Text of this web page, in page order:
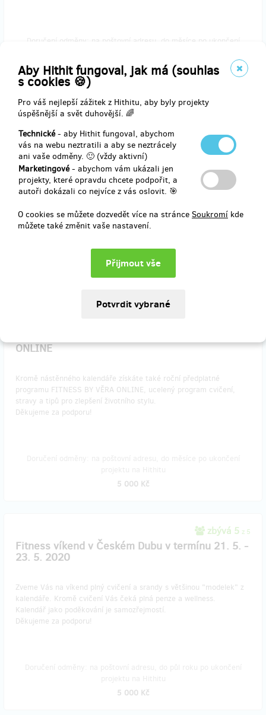
Aby Hithit fungoval, jak má (souhlas
s cookies 🍪)
Pro váš nejlepší zážitek z Hithitu, aby byly projekty
úspěšnější a svět duhovější. 🌈
Technické- aby Hithit fungoval, abychom
vás na webu neztratili a aby se neztrácely
ani vaše odměny. 🙂 (vždy aktivní)
Marketingové- abychom vám ukázali jen
projekty, které opravdu chcete podpořit, a
autoři dokázali co nejvíce z vás oslovit. 🎯
O cookies se můžete dozvedět více na stránce Soukromí kde
můžete také změnit vaše nastavení.
Doručení odměny: na poštovní adresu, do měsíce po ukončení
647 Kč
Kalendář s hodinou online tréninku
Kalendář Vám doručíme na Vaši adresu. Poděkujeme Vám a navíc
budete mít možnost si se mnou zacvičit. Pokud jste z Ústí nad
Labem, ráda Vás přivítám v našem centru osobně, až to bude
možné.
Doručení odměny: na poštovní adresu, do měsíce po ukončení
projektu na Hithitu
ONLINE
Kromě nástěnného kalendáře získáte také roční předplatné
programu FITNESS BY VĚRA ONLINE, ucelený program cvičení,
stravy a tipů pro zlepšení životního stylu.
Děkujeme za podporu!
5 000 Kč
zbývá 5 z 5
Fitness víkend v Českém Dubu v termínu 21. 5. -
23. 5. 2020
Zveme Vás na víkend plný cvičení a srandy s většinou "modelek" z
kalendáře. Kromě cvičení Vás čeká plná penze a wellness.
Kalendář jako poděkování je samozřejmostí.
Děkujeme za podporu!
5 000 Kč